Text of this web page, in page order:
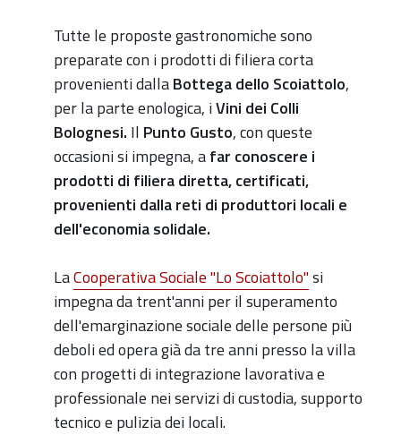
Tutte le proposte gastronomiche sono
preparate con i prodotti di filiera corta
provenienti dallaBottega dello Scoiattolo,
per la parte enologica, iVini dei Colli
Bolognesi. Il Punto Gusto, con queste
occasioni si impegna, afar conoscere i
prodotti di filiera diretta, certificati,
provenienti dalla reti di produttori locali e
dell'economia solidale.
LaCooperativa Sociale "Lo Scoiattolo"si
impegna da trent'anni per il superamento
dell'emarginazione sociale delle persone più
deboli ed opera già da tre anni presso la villa
con progetti di integrazione lavorativa e
professionale nei servizi di custodia, supporto
tecnico e pulizia dei locali.